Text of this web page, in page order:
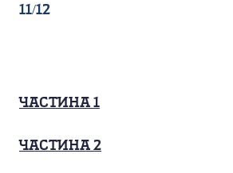
11/12
Частина 1
Частина 2